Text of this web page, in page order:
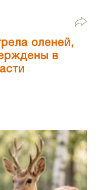
оленей,
в